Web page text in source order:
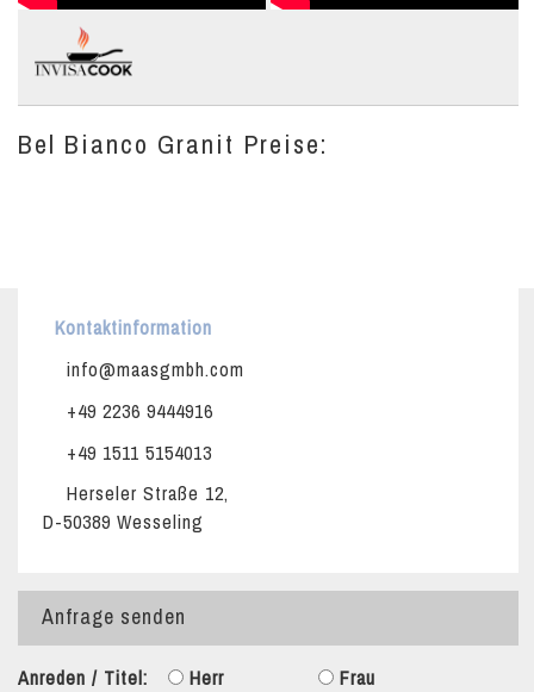
Bel Bianco Granit Preise:
Kontaktinformation
info@maasgmbh.com
+49 2236 9444916
+49 1511 5154013
Herseler Straße 12,
D-50389 Wesseling
Anfrage senden
Anreden / Titel: Herr
Frau